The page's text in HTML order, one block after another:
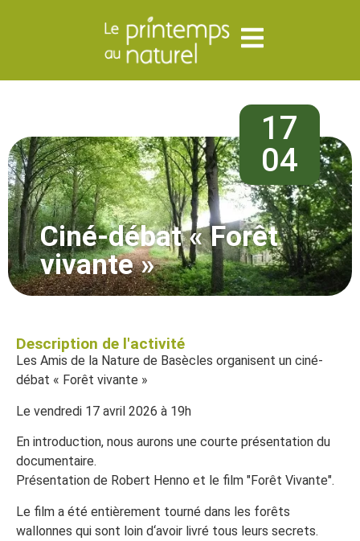
17
04
Ciné-débat « Forêt
vivante »
Description de l'activité
Les Amis de la Nature de Basècles organisent un ciné-
débat « Forêt vivante »
Le vendredi 17 avril 2026 à 19h
En introduction, nous aurons une courte présentation du
documentaire.
Présentation de Robert Henno et le film "Forêt Vivante".
Le film a été entièrement tourné dans les forêts
wallonnes qui sont loin d‘avoir livré tous leurs secrets.